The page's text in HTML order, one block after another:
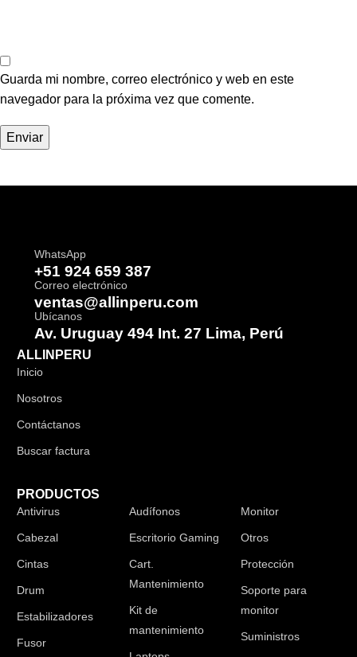
Guarda mi nombre, correo electrónico y web en este
navegador para la próxima vez que comente.
WhatsApp
+51 924 659 387
Correo electrónico
ventas@allinperu.com
Ubícanos
Av. Uruguay 494 Int. 27 Lima, Perú
ALLINPERU
Inicio
Nosotros
Contáctanos
Buscar factura
PRODUCTOS
Antivirus
Cabezal
Cintas
Drum
Estabilizadores
Fusor
Audífonos
Escritorio Gaming
Cart.
Mantenimiento
Kit de
mantenimiento
Monitor
Otros
Protección
Soporte para
monitor
Suministros